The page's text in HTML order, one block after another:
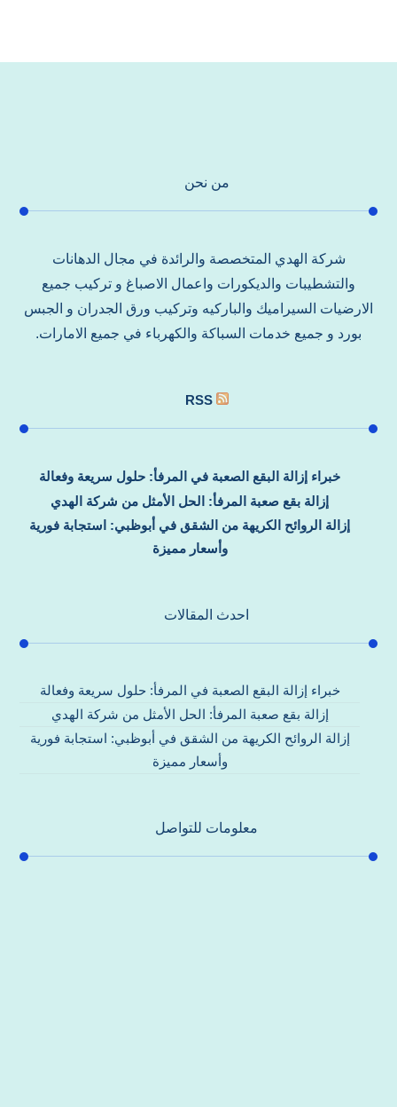
من نحن
شركة الهدي المتخصصة والرائدة في مجال الدهانات
والتشطيبات والديكورات واعمال الاصباغ و تركيب جميع
الارضيات السيراميك والباركيه وتركيب ورق الجدران و الجبس
بورد و جميع خدمات السباكة والكهرباء في جميع الامارات.
RSS
خبراء إزالة البقع الصعبة في المرفأ: حلول سريعة وفعالة
إزالة بقع صعبة المرفأ: الحل الأمثل من شركة الهدي
إزالة الروائح الكريهة من الشقق في أبوظبي: استجابة فورية
وأسعار مميزة
احدث المقالات
خبراء إزالة البقع الصعبة في المرفأ: حلول سريعة وفعالة
إزالة بقع صعبة المرفأ: الحل الأمثل من شركة الهدي
إزالة الروائح الكريهة من الشقق في أبوظبي: استجابة فورية
وأسعار مميزة
معلومات للتواصل